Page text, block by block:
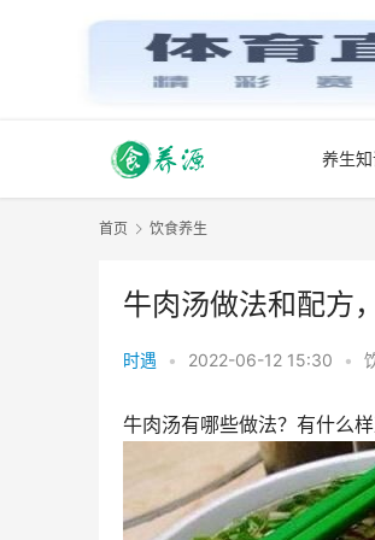
养生知
首页 饮食养生
牛肉汤做法和配方
时遇 • 2022-06-12 15:30 •
牛肉汤有哪些做法？有什么样